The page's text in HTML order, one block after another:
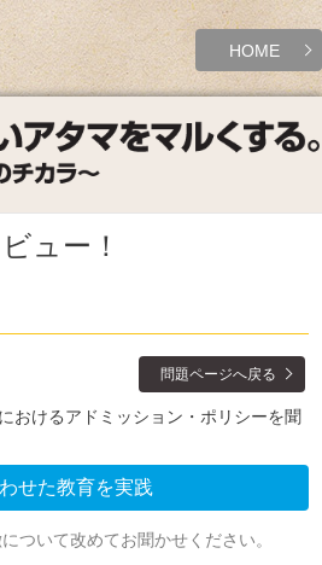
HOME
ュー！
問題ページへ戻る
おけるアドミッション・ポリシーを聞
せた教育を実践
ついて改めてお聞かせください。